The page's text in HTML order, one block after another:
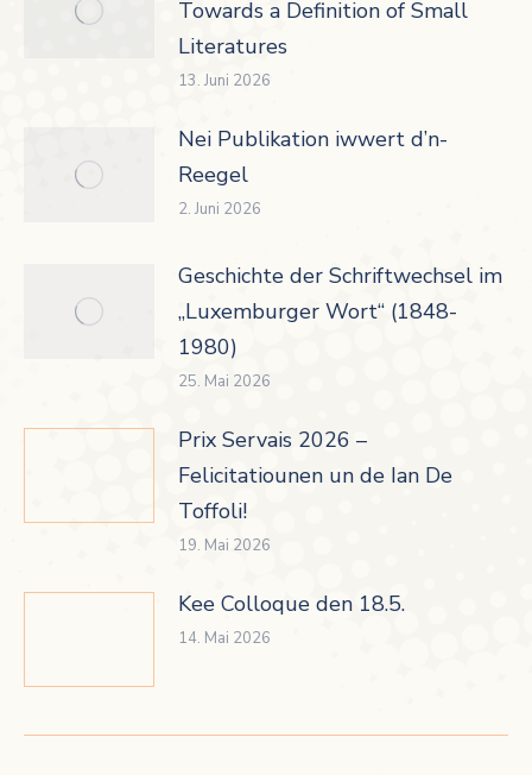
Towards a Definition of Small
Literatures
13. Juni 2026
Nei Publikation iwwert d’n-
Reegel
2. Juni 2026
Geschichte der Schriftwechsel im
„Luxemburger Wort“ (1848-
1980)
25. Mai 2026
Prix Servais 2026 –
Felicitatiounen un de Ian De
Toffoli!
19. Mai 2026
Kee Colloque den 18.5.
14. Mai 2026